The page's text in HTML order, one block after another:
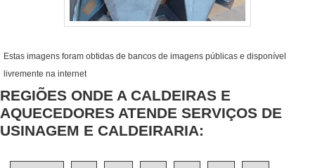
Estas imagens foram obtidas de bancos de imagens públicas e disponível
livremente na internet
REGIÕES ONDE A CALDEIRAS E
AQUECEDORES ATENDE SERVIÇOS DE
USINAGEM E CALDEIRARIA: